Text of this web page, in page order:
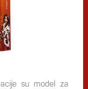
su model za